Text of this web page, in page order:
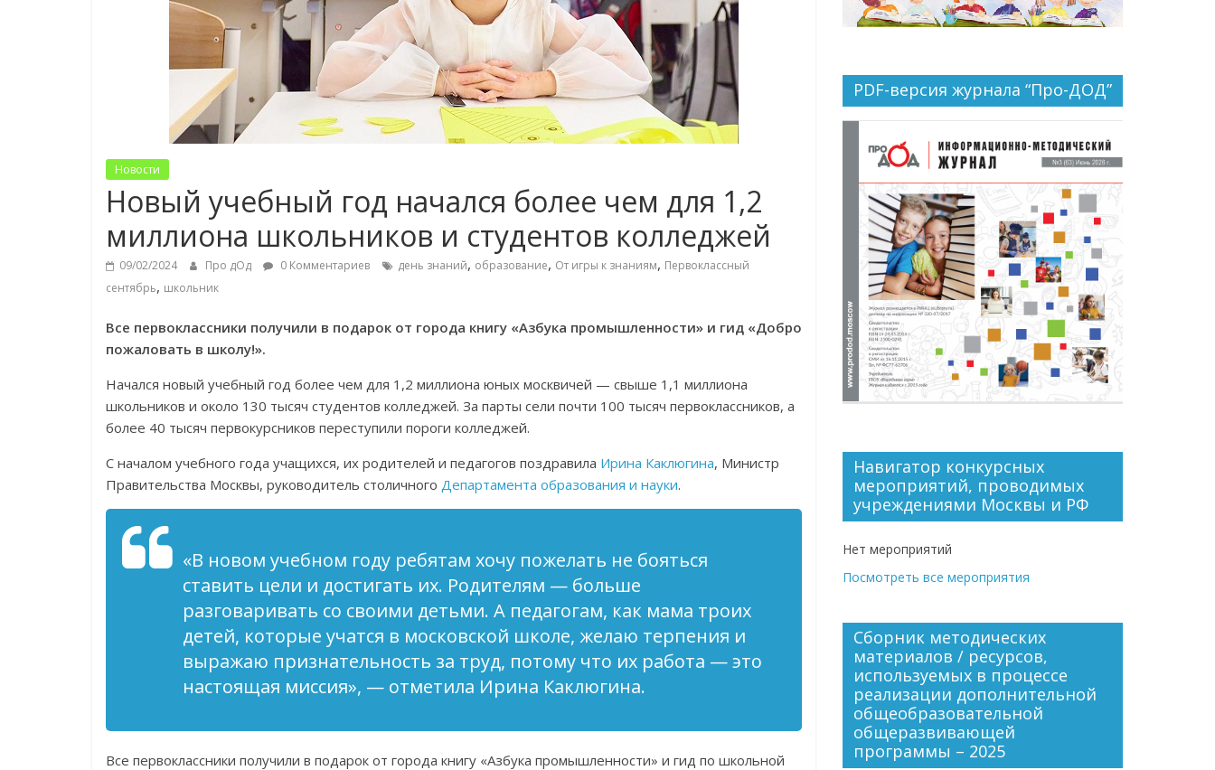
Новости
Новый учебный год начался более чем для 1,2
миллиона школьников и студентов колледжей
09/02/2024 Про дОд 0 Комментариев день знаний, образование, От игры к знаниям, Первоклассный
сентябрь, школьник
Все первоклассники получили в подарок от города книгу «Азбука промышленности» и гид «Добро
пожаловать в школу!».
Начался новый учебный год более чем для 1,2 миллиона юных москвичей — свыше 1,1 миллиона
школьников и около 130 тысяч студентов колледжей. За парты сели почти 100 тысяч первоклассников, а
более 40 тысяч первокурсников переступили пороги колледжей.
С началом учебного года учащихся, их родителей и педагогов поздравила Ирина Каклюгина, Министр
Правительства Москвы, руководитель столичного Департамента образования и науки.
«В новом учебном году ребятам хочу пожелать не бояться
ставить цели и достигать их. Родителям — больше
разговаривать со своими детьми. А педагогам, как мама троих
детей, которые учатся в московской школе, желаю терпения и
выражаю признательность за труд, потому что их работа — это
настоящая миссия», — отметила Ирина Каклюгина.
Все первоклассники получили в подарок от города книгу «Азбука промышленности» и гид по школьной
PDF-версия журнала “Про-ДОД”
Навигатор конкурсных
мероприятий, проводимых
учреждениями Москвы и РФ
Нет мероприятий
Посмотреть все мероприятия
Сборник методических
материалов / ресурсов,
используемых в процессе
реализации дополнительной
общеобразовательной
общеразвивающей
программы – 2025